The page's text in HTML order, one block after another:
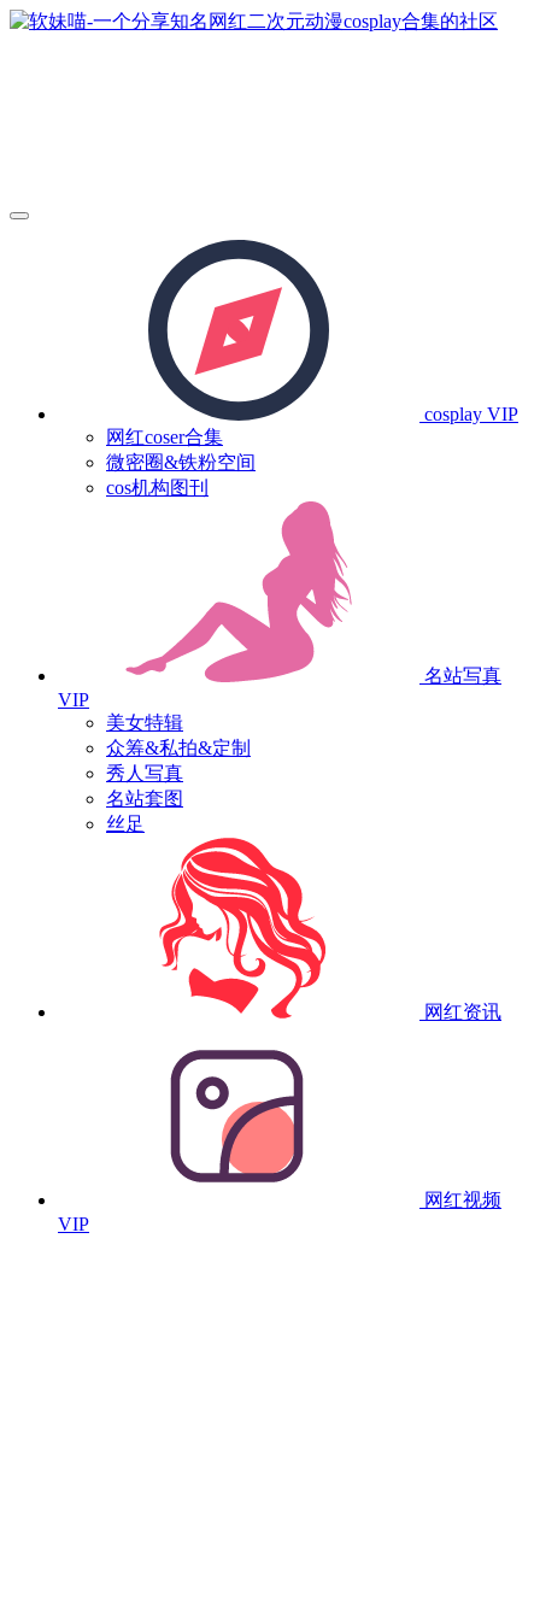
cosplay VIP
网红coser合集
微密圈&铁粉空间
cos机构图刊
名站写真
VIP
美女特辑
众筹&私拍&定制
秀人写真
名站套图
丝足
网红资讯
网红视频
VIP